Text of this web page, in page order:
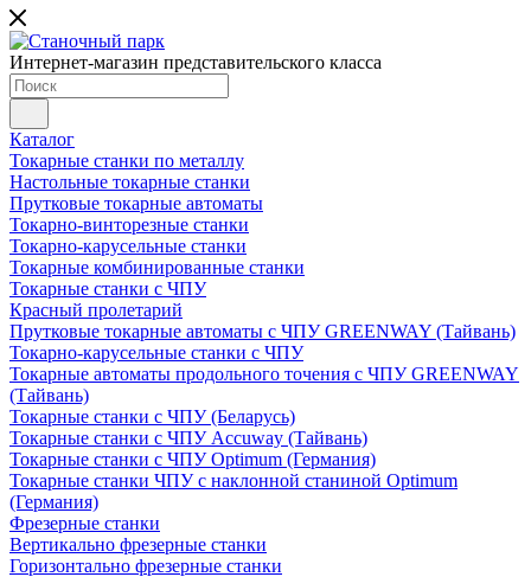
Интернет-магазин представительского класса
Каталог
Токарные станки по металлу
Настольные токарные станки
Прутковые токарные автоматы
Токарно-винторезные станки
Токарно-карусельные станки
Токарные комбинированные станки
Токарные станки с ЧПУ
Красный пролетарий
Прутковые токарные автоматы с ЧПУ GREENWAY (Тайвань)
Токарно-карусельные станки с ЧПУ
Токарные автоматы продольного точения с ЧПУ GREENWAY
(Тайвань)
Токарные станки с ЧПУ (Беларусь)
Токарные станки с ЧПУ Accuway (Тайвань)
Токарные станки с ЧПУ Optimum (Германия)
Токарные станки ЧПУ с наклонной станиной Optimum
(Германия)
Фрезерные станки
Вертикально фрезерные станки
Горизонтально фрезерные станки